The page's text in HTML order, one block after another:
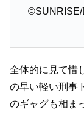
©SUNRISE/
全体的に見て惜
の早い軽い刑事
のギャグも相ま